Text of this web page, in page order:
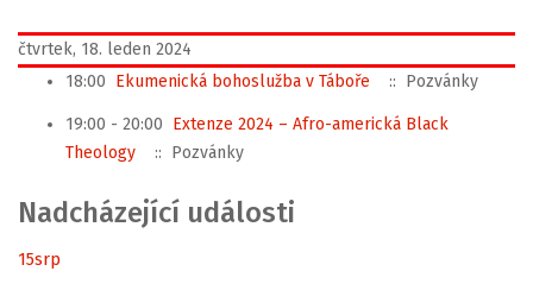
čtvrtek, 18. leden 2024
18:00 Ekumenická bohoslužba v Táboře :: Pozvánky
19:00 - 20:00 Extenze 2024 – Afro-americká Black
Theology
:: Pozvánky
Nadcházející události
15srp